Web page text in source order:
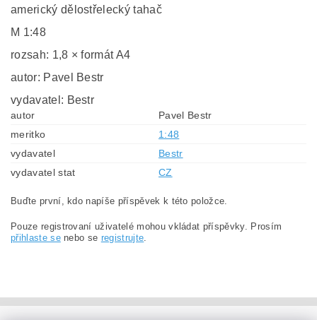
americký dělostřelecký tahač
M 1:48
rozsah: 1,8 × formát A4
autor: Pavel Bestr
vydavatel: Bestr
autor
Pavel Bestr
meritko
1:48
vydavatel
Bestr
vydavatel stat
CZ
Buďte první, kdo napíše příspěvek k této položce.
Pouze registrovaní uživatelé mohou vkládat příspěvky. Prosím
přihlaste senebo se registrujte.